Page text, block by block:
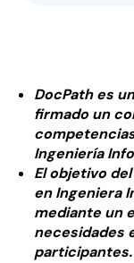
DocPath es
firmado un
Ingeniería
El objetivo
en Ingeniera
mediante un
necesidades
participantes.